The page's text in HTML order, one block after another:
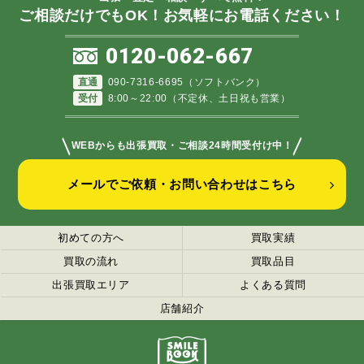
ご相談だけでもOK！お気軽にお電話ください！
0120-062-667
直通
090-7316-6695（ソフトバンク）
受付
8:00～22:00（不定休、土日祝も営業）
＼WEBからも出張買取・ご相談24時間受付け中！ ／
メールでご依頼・お問い合わせはこちら
初めての方へ
買取実績
買取の流れ
買取品目
出張買取エリア
よくある質問
店舗紹介